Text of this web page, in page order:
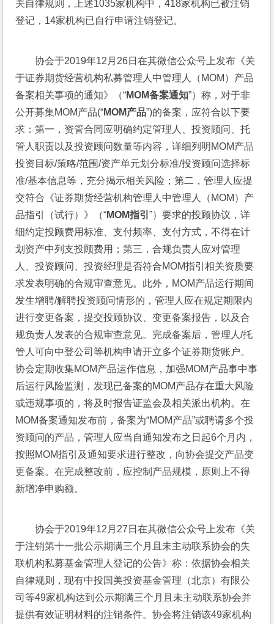
关自律规则，上述1035家机构中，418家机构已被注销
登记，14家机构已自行申请注销登记。
协会于2019年12月26日在其微信公众号上发布《关
于证券期货经营机构私募管理人中管理人（MOM）产品
备案相关事项的通知》（“MOM备案通知”）称，对于非
公开募集MOM产品(“MOM产品”)的备案，应符合以下要
求：第一，资管合同应明确约定管理人、投资顾问、托
管人职责以及投资顾问数量等内容，详细列明MOM产品
投资目标/策略/范围/资产单元划分标准/投资顾问选择标
准/基本信息等，充分揭示相关风险；第二，管理人应提
交符合《证券期货经营机构管理人中管理人（MOM）产
品指引（试行）》（“MOM指引”）要求的投顾协议，详
细约定投顾费用标准、支付频率、支付方式，不得在计
划资产中列支投顾费用；第三，合规负责人应对管理
人、投资顾问、投资经理是否符合MOM指引相关资质要
求发表明确的合规审查意见。此外，MOM产品运行期间
发生增聘/解聘投资顾问情形的，管理人应在规定期限内
进行变更备案，提交投顾协议、变更备案报告，以及合
规负责人发表的合规审查意见。完成备案后，管理人/托
管人可向中登公司等机构申请开立多个证券期货账户。
协会定期收集MOM产品运作信息，加强MOM产品事中事
后运行风险监测，发现已备案的MOM产品存在重大风险
或违规事项的，将及时报告证监会及相关派出机构。在
MOM备案通知发布前，备案为“MOM产品”或聘请多个投
资顾问的产品，管理人应当自通知发布之日起6个月内，
按照MOM指引及通知要求进行整改，向协会提交产品变
更备案。在完成整改前，应控制产品规模，原则上不得
新增净申购额。
协会于2019年12月27日在其微信公众号上发布《关
于注销第十一批公示期满三个月且未主动联系协会的失
联机构私募基金管理人登记的公告》称：依据协会相关
自律规则，现有中投国美投资基金管理（北京）有限公
司等49家机构达到公示期满三个月且未主动联系协会并
提供有效证明材料的注销条件。协会将注销该49家机构